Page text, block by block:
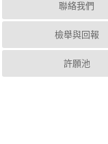
聯絡我們
檢舉與回報
許願池